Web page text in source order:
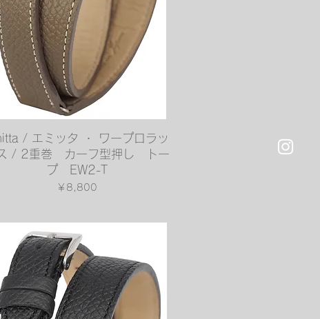
クイックビュー
/ エミッタ ・ ワープロラッ
/ 2重巻 カーフ型押し トー
プ EW2-T
価格
￥8,800